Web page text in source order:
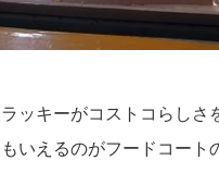
ッキーがコストコらしさ
いえるのがフードコート